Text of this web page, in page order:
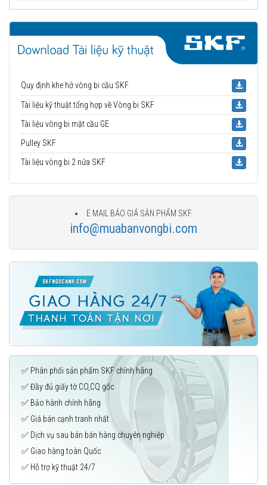
Quy định khe hở vòng bi cầu SKF
Tài liệu kỹ thuật tổng hợp về Vòng bi SKF
Tài liệu vòng bi mặt cầu GE
Pulley SKF
Tài liệu vòng bi 2 nửa SKF
E MAIL BÁO GIÁ SẢN PHẨM SKF
info@muabanvongbi.com
✅ Phân phối sản phẩm SKF chính hãng
✅ Đầy đủ giấy tờ CO,CQ gốc
✅ Bảo hành chính hãng
✅ Giá bán cạnh tranh nhất
✅ Dịch vụ sau bán bán hàng chuyên nghiệp
✅ Giao hàng toàn Quốc
✅ Hỗ trợ kỹ thuật 24/7